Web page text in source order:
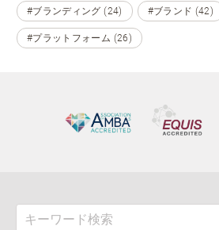
#ブランディング (24) #ブランド (42)
#プラットフォーム (26)